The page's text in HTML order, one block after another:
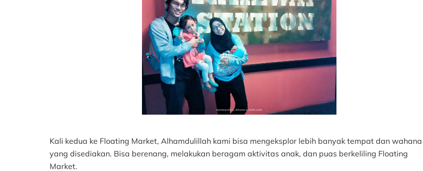
Kali kedua ke Floating Market, Alhamdulillah kami bisa mengeksplor lebih banyak tempat dan wahana
yang disediakan. Bisa berenang, melakukan beragam aktivitas anak, dan puas berkeliling Floating
Market.